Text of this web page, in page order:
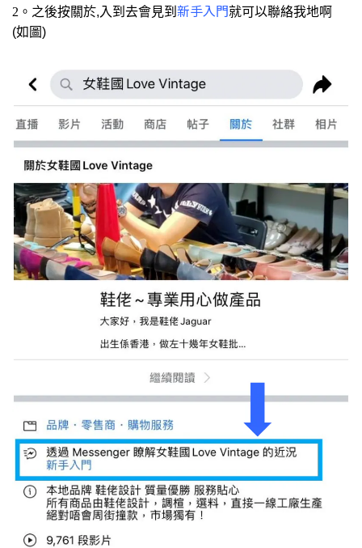
2。之後按關於, 入到去會見到 新手入門就可以聯絡我地啊
(如圖)